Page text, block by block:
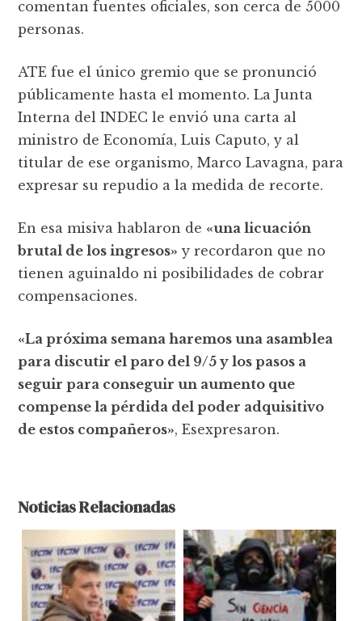
comentan fuentes oficiales, son cerca de 5000
personas.
ATE fue el único gremio que se pronunció
públicamente hasta el momento. La Junta
Interna del INDEC le envió una carta al
ministro de Economía, Luis Caputo, y al
titular de ese organismo, Marco Lavagna, para
expresar su repudio a la medida de recorte.
En esa misiva hablaron de «una licuación
brutal de los ingresos» y recordaron que no
tienen aguinaldo ni posibilidades de cobrar
compensaciones.
«La próxima semana haremos una asamblea
para discutir el paro del 9/5 y los pasos a
seguir para conseguir un aumento que
compense la pérdida del poder adquisitivo
de estos compañeros», Esexpresaron.
Noticias Relacionadas